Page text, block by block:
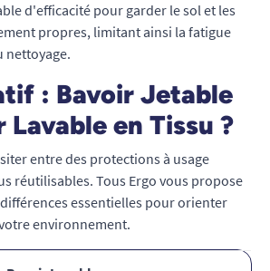
d'efficacité pour garder le sol et les
propres, limitant ainsi la fatigue
nettoyage.
: Bavoir Jetable
Lavable en Tissu ?
entre des protections à usage
réutilisables. Tous Ergo vous propose
essentielles pour orienter
environnement.